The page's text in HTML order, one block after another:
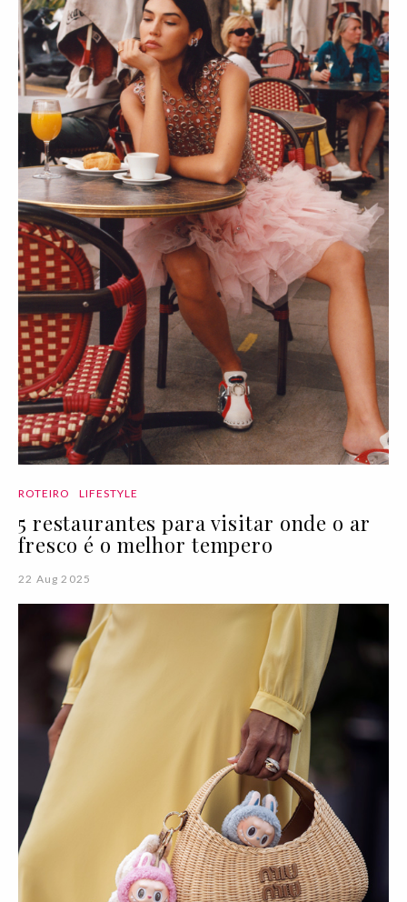
ROTEIRO LIFESTYLE
5 restaurantes para visitar onde o ar
fresco é o melhor tempero
22 Aug 2025